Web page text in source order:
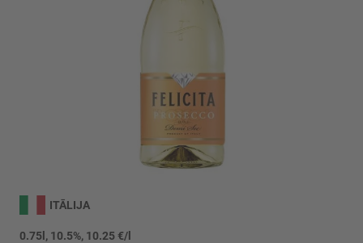
galerijas
sākumu
ITĀLIJA
0.75l, 10.5%, 10.25 €/l